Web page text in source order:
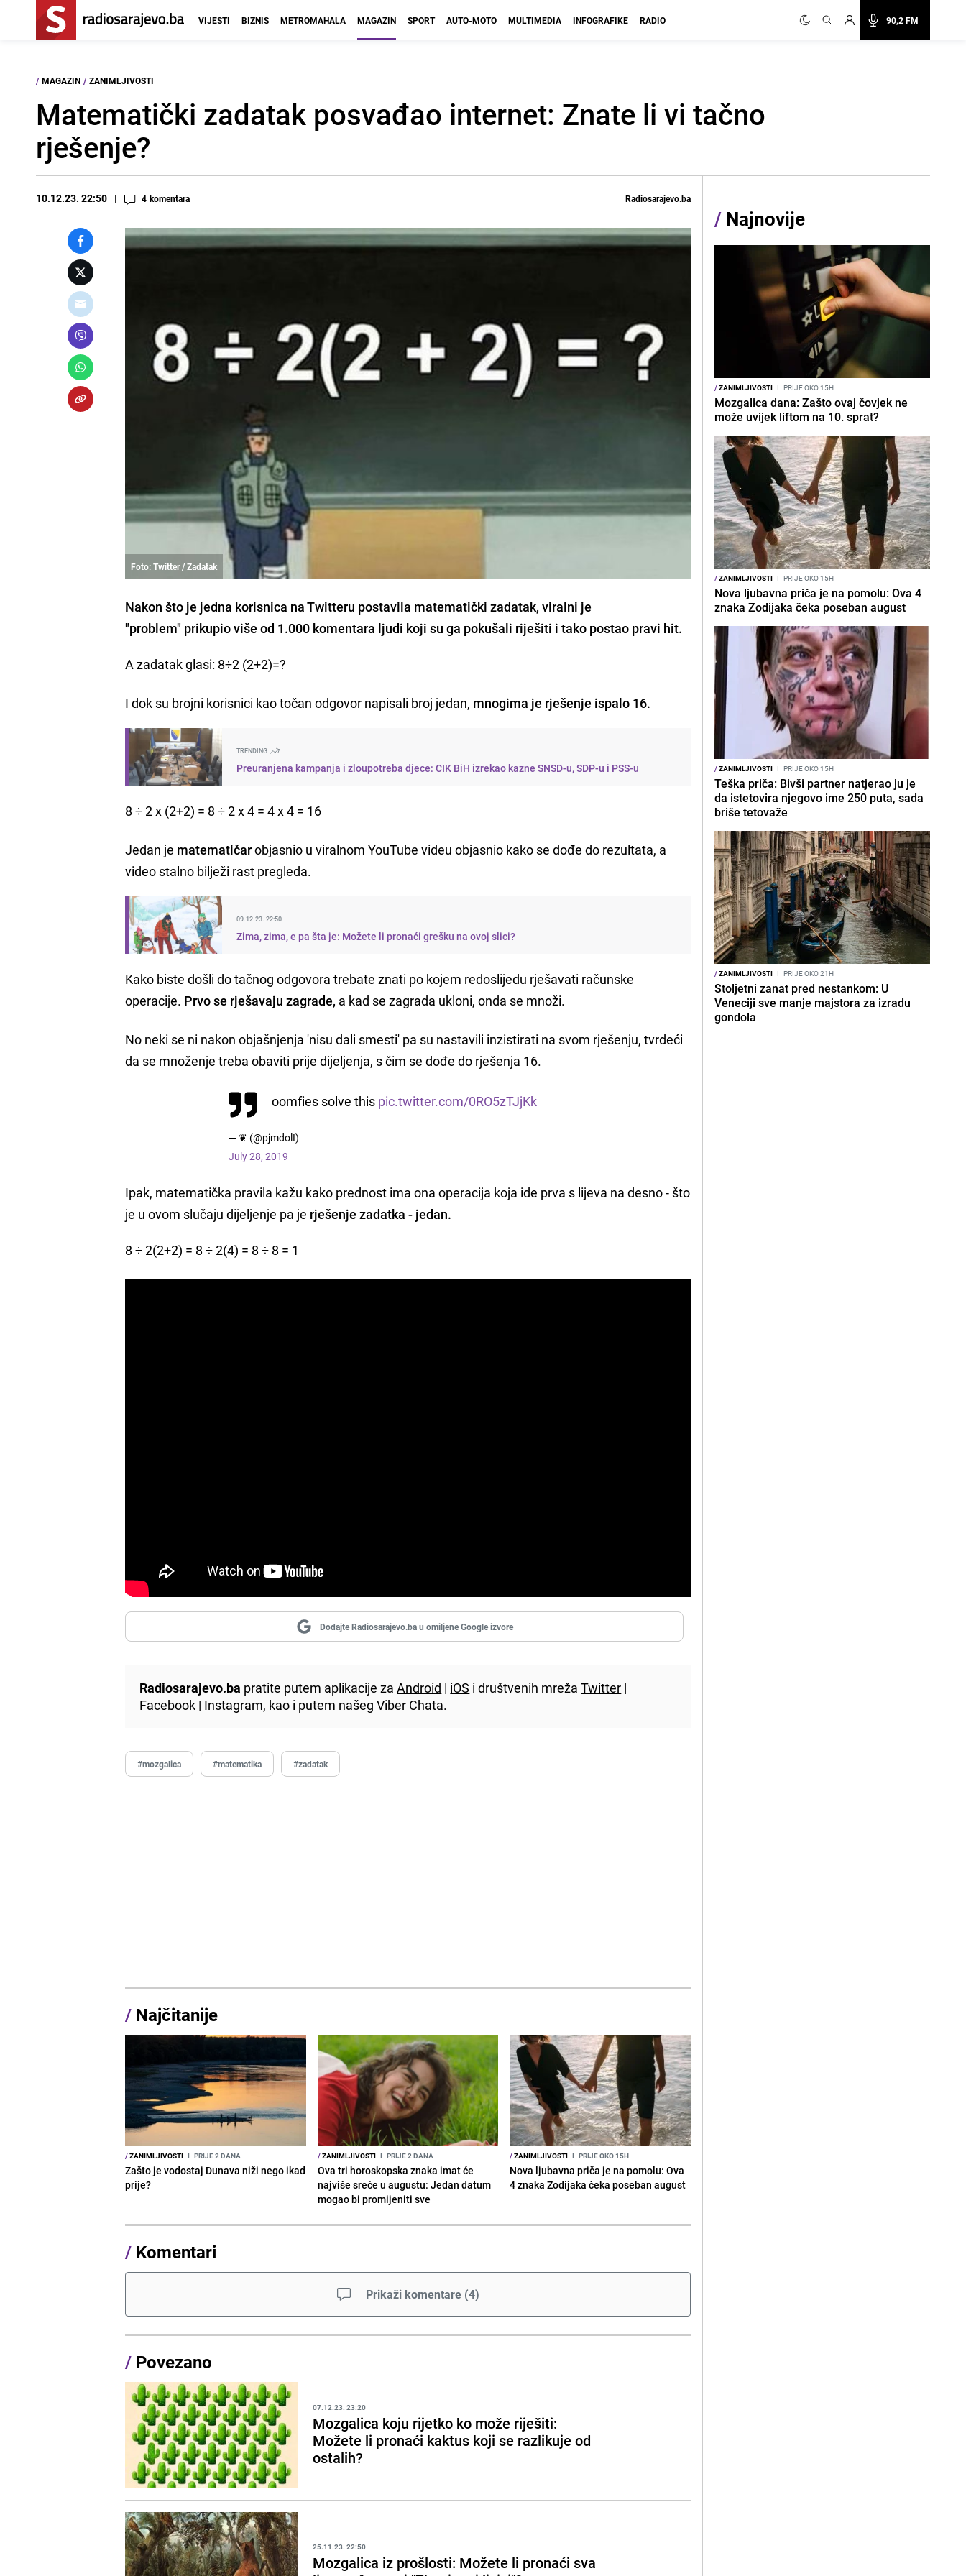
90,2 FM
VIJESTI BIZNIS METROMAHALA MAGAZIN SPORT AUTO-MOTO MULTIMEDIA INFOGRAFIKE RADIO
/ MAGAZIN / ZANIMLJIVOSTI
Matematički zadatak posvađao internet: Znate li vi tačno
rješenje?
10.12.23. 22:50 4 komentara Radiosarajevo.ba
Foto: Twitter / Zadatak
Nakon što je jedna korisnica na Twitteru postavila matematički zadatak, viralni je
"problem" prikupio više od 1.000 komentara ljudi koji su ga pokušali riješiti i tako postao pravi hit.
A zadatak glasi: 8÷2 (2+2)=?
I dok su brojni korisnici kao točan odgovor napisali broj jedan, mnogima je rješenje ispalo 16.
TRENDING
Preuranjena kampanja i zloupotreba djece: CIK BiH izrekao kazne SNSD-u, SDP-u i PSS-u
8 ÷ 2 x (2+2) = 8 ÷ 2 x 4 = 4 x 4 = 16
Jedan je matematičarobjasnio u viralnom YouTube videu objasnio kako se dođe do rezultata, a
video stalno bilježi rast pregleda.
09.12.23. 22:50
Zima, zima, e pa šta je: Možete li pronaći grešku na ovoj slici?
Kako biste došli do tačnog odgovora trebate znati po kojem redoslijedu rješavati računske
operacije. Prvo se rješavaju zagrade, a kad se zagrada ukloni, onda se množi.
No neki se ni nakon objašnjenja 'nisu dali smesti' pa su nastavili inzistirati na svom rješenju, tvrdeći
da se množenje treba obaviti prije dijeljenja, s čim se dođe do rješenja 16.
oomfies solve this pic.twitter.com/0RO5zTJjKk
— ❦ (@pjmdolI)
July 28, 2019
Ipak, matematička pravila kažu kako prednost ima ona operacija koja ide prva s lijeva na desno - što
je u ovom slučaju dijeljenje pa je rješenje zadatka - jedan.
8 ÷ 2(2+2) = 8 ÷ 2(4) = 8 ÷ 8 = 1
Dodajte Radiosarajevo.ba u omiljene Google izvore
Radiosarajevo.ba pratite putem aplikacije zaAndroid | iOS i društvenih mrežaTwitter |
Facebook | Instagram, kao i putem našegViber Chata.
#mozgalica #matematika #zadatak
/ Najčitanije
/ZANIMLJIVOSTI I PRIJE 2 DANA
Zašto je vodostaj Dunava niži nego ikad
prije?
/ZANIMLJIVOSTI I PRIJE 2 DANA
Ova tri horoskopska znaka imat će
najviše sreće u augustu: Jedan datum
mogao bi promijeniti sve
/ZANIMLJIVOSTI I PRIJE OKO 15H
Nova ljubavna priča je na pomolu: Ova
4 znaka Zodijaka čeka poseban august
/ Komentari
Prikaži komentare (4)
/ Povezano
07.12.23. 23:20
Mozgalica koju rijetko ko može riješiti:
Možete li pronaći kaktus koji se razlikuje od
ostalih?
25.11.23. 22:50
Mozgalica iz prošlosti: Možete li pronaći sva
/ Najnovije
/ZANIMLJIVOSTI I PRIJE OKO 15H
Mozgalica dana: Zašto ovaj čovjek ne
može uvijek liftom na 10. sprat?
/ZANIMLJIVOSTI I PRIJE OKO 15H
Nova ljubavna priča je na pomolu: Ova 4
znaka Zodijaka čeka poseban august
/ZANIMLJIVOSTI I PRIJE OKO 15H
Teška priča: Bivši partner natjerao ju je
da istetovira njegovo ime 250 puta, sada
briše tetovaže
/ZANIMLJIVOSTI I PRIJE OKO 21H
Stoljetni zanat pred nestankom: U
Veneciji sve manje majstora za izradu
gondola